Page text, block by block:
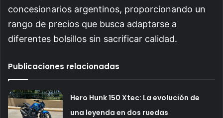
concesionarios argentinos, proporcionando un
rango de precios que busca adaptarse a
diferentes bolsillos sin sacrificar calidad.
Publicaciones relacionadas
Hero Hunk 150 Xtec: La evolución de
una leyenda en dos ruedas